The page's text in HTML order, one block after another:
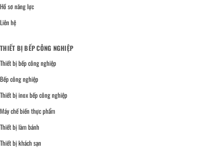
Hồ sơ năng lực
Liên hệ
THIẾT BỊ BẾP CÔNG NGHIỆP
Thiết bị bếp công nghiệp
Bếp công nghiệp
Thiết bị inox bếp công nghiệp
Máy chế biến thực phẩm
Thiết bị làm bánh
Thiết bị khách sạn